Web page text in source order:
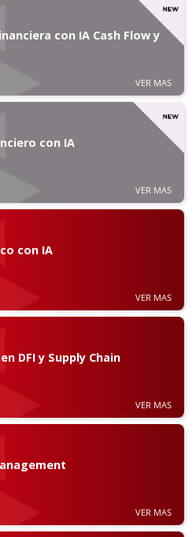
con IA Cash Flow y
VER MAS
con IA
VER MAS
con IA
VER MAS
DFI y Supply Chain
VER MAS
VER MAS